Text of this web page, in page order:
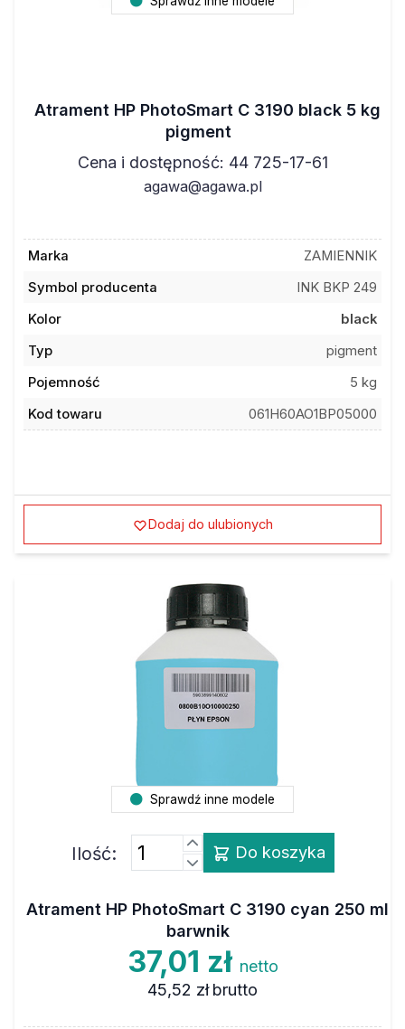
Atrament HP PhotoSmart C 3190 black 5 kg
pigment
Cena i dostępność: 44 725-17-61
agawa@agawa.pl
Marka
ZAMIENNIK
Symbol producenta
INK BKP 249
Kolor
black
Typ
pigment
Pojemność
5 kg
Kod towaru
061H60AO1BP05000
Dodaj do ulubionych
Sprawdź inne modele
Ilość: Do koszyka
Atrament HP PhotoSmart C 3190 cyan 250 ml
barwnik
37,01 zł netto
45,52 zł brutto